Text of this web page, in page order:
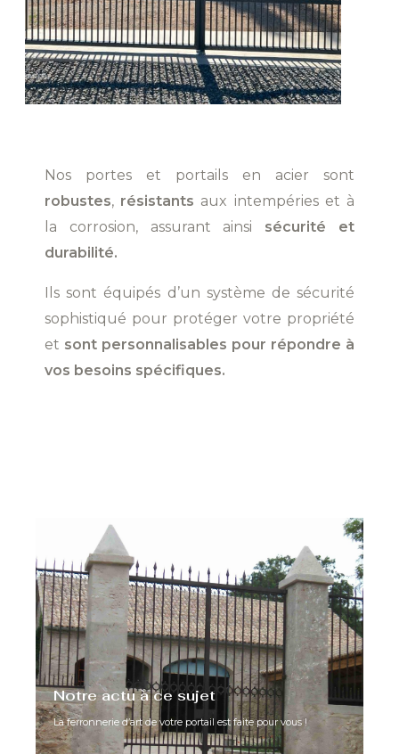
Nos portes et portails en acier sont
robustes, résistants aux intempéries et à
la corrosion, assurant ainsi sécurité et
durabilité.
Ils sont équipés d’un système de sécurité
sophistiqué pour protéger votre propriété
et sont personnalisables pour répondre à
vos besoins spécifiques.
Notre actu à ce sujet
La ferronnerie d’art de votre portail est faite pour vous !